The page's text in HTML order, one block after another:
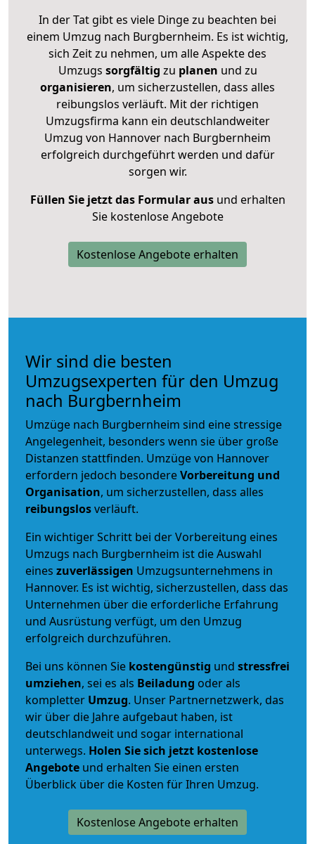
In der Tat gibt es viele Dinge zu beachten bei
einem Umzug nach Burgbernheim. Es ist wichtig,
sich Zeit zu nehmen, um alle Aspekte des
Umzugs sorgfältig zu planen und zu
organisieren, um sicherzustellen, dass alles
reibungslos verläuft. Mit der richtigen
Umzugsfirma kann ein deutschlandweiter
Umzug von Hannover nach Burgbernheim
erfolgreich durchgeführt werden und dafür
sorgen wir.
Füllen Sie jetzt das Formular ausund erhalten
Sie kostenlose Angebote
Kostenlose Angebote erhalten
Wir sind die besten
Umzugsexperten für den Umzug
nach Burgbernheim
Umzüge nach Burgbernheim sind eine stressige
Angelegenheit, besonders wenn sie über große
Distanzen stattfinden. Umzüge von Hannover
erfordern jedoch besondereVorbereitung und
Organisation, um sicherzustellen, dass alles
reibungslosverläuft.
Ein wichtiger Schritt bei der Vorbereitung eines
Umzugs nach Burgbernheim ist die Auswahl
eines zuverlässigen Umzugsunternehmens in
Hannover. Es ist wichtig, sicherzustellen, dass das
Unternehmen über die erforderliche Erfahrung
und Ausrüstung verfügt, um den Umzug
erfolgreich durchzuführen.
Bei uns können Sie kostengünstig und stressfrei
umziehen, sei es als Beiladung oder als
kompletter Umzug. Unser Partnernetzwerk, das
wir über die Jahre aufgebaut haben, ist
deutschlandweit und sogar international
unterwegs. Holen Sie sich jetzt kostenlose
Angebote und erhalten Sie einen ersten
Überblick über die Kosten für Ihren Umzug.
Kostenlose Angebote erhalten